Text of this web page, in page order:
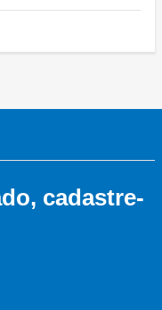
cadastre-